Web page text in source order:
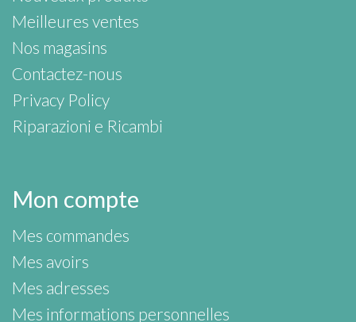
Meilleures ventes
Nos magasins
Contactez-nous
Privacy Policy
Riparazioni e Ricambi
Mon compte
Mes commandes
Mes avoirs
Mes adresses
Mes informations personnelles